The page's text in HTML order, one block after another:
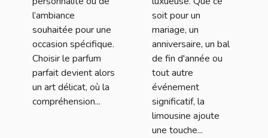
l’ambiance
souhaitée pour une
occasion spécifique.
Choisir le parfum
parfait devient alors
un art délicat, où la
compréhension...
soit pour un
mariage, un
anniversaire, un bal
de fin d'année ou
tout autre
événement
significatif, la
limousine ajoute
une touche...